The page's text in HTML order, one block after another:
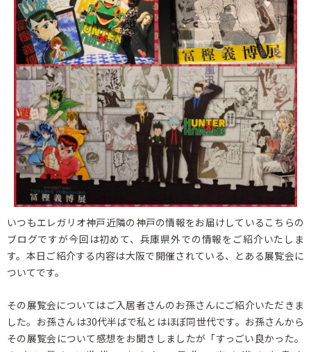
いつもエレガリオ神戸近隣の神戸の情報をお届けしているこちらの
ブログですが今回は初めて、兵庫県外での情報をご紹介いたしま
す。本日ご紹介する内容は大阪で開催されている、とある展覧会に
ついてです。
その展覧会についてはご入居者さんのお孫さんにご紹介いただきま
した。お孫さんは30代半ばで私とはほぼ同世代です。お孫さんから
その展覧会について感想をお聞きしましたが「すっごい良かった。